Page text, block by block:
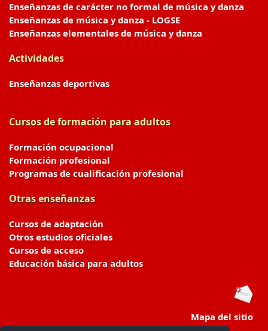
Enseñanzas de carácter no formal de música y danza
Enseñanzas de música y danza - LOGSE
Enseñanzas elementales de música y danza
Actividades
Enseñanzas deportivas
Cursos de formación para adultos
Formación ocupacional
Formación profesional
Programas de cualificación profesional
Otras enseñanzas
Cursos de adaptación
Otros estudios oficiales
Cursos de acceso
Educación básica para adultos
Mapa del sitio